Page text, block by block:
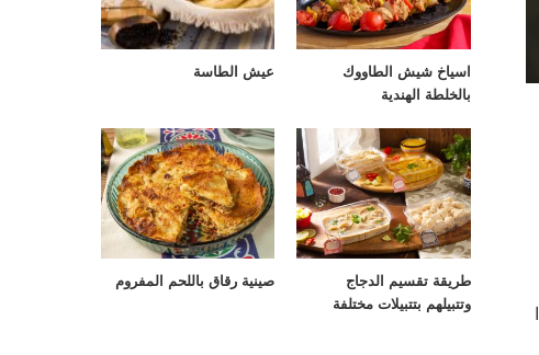
اسياخ شيش الطاووك
بالخلطة الهندية
عيش الطاسة
طريقة تقسيم الدجاج
وتتبيلهم بتتبيلات مختلفة
صينية رقاق باللحم المفروم